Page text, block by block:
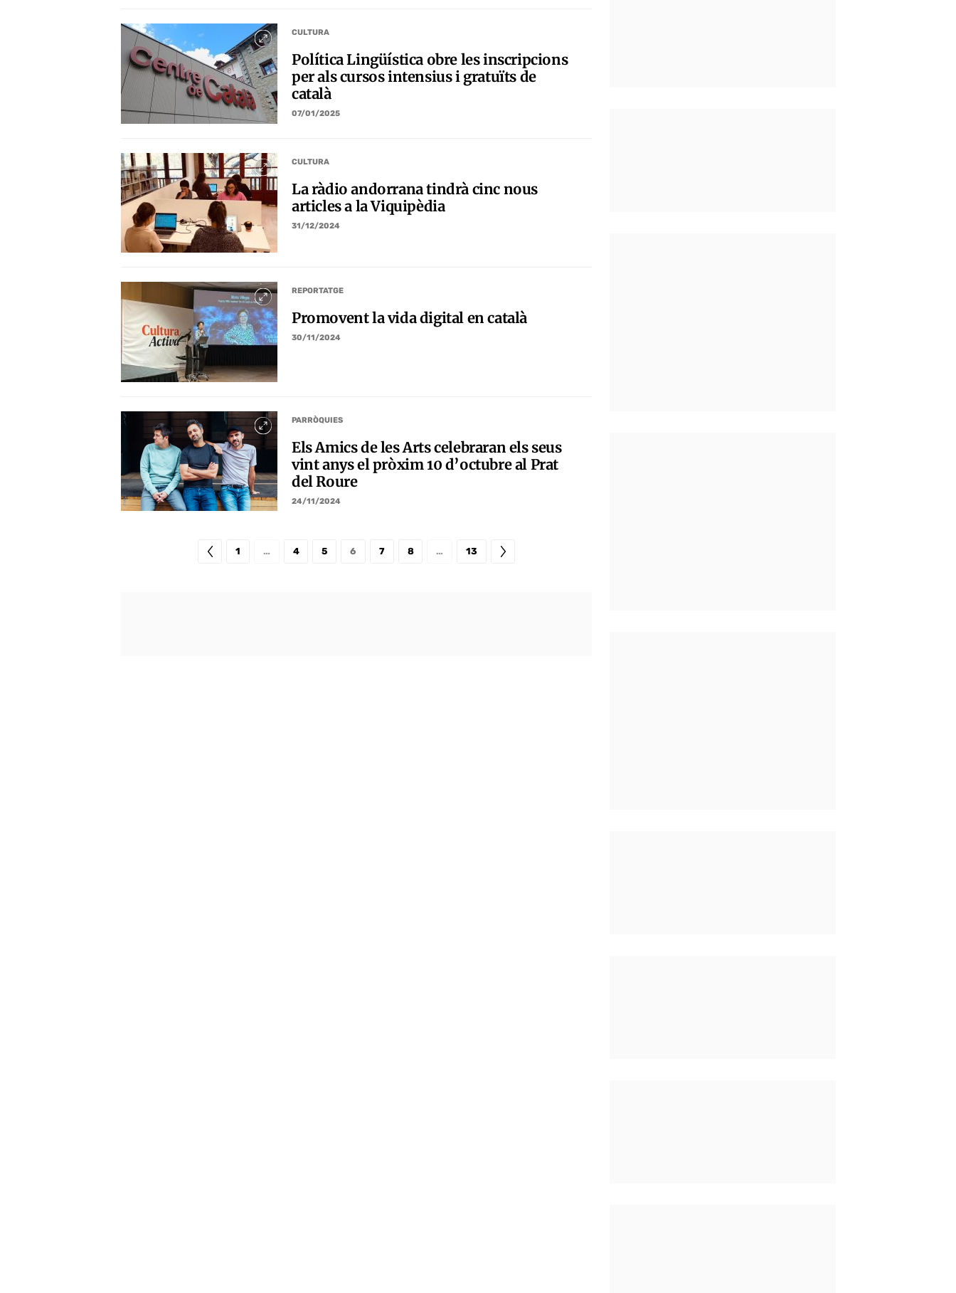
CULTURA
Política Lingüística obre les inscripcions
per als cursos intensius i gratuïts de
català
07/01/2025
CULTURA
La ràdio andorrana tindrà cinc nous
articles a la Viquipèdia
31/12/2024
REPORTATGE
Promovent la vida digital en català
30/11/2024
PARRÒQUIES
Els Amics de les Arts celebraran els seus
vint anys el pròxim 10 d’octubre al Prat
del Roure
24/11/2024
1 … 4 5 6 7 8 … 13